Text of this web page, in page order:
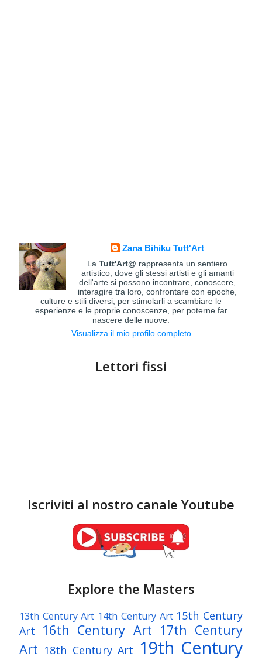
Zana Bihiku Tutt'Art
LaTutt'Art@ rappresenta un sentiero
artistico, dove gli stessi artisti e gli amanti
dell'arte si possono incontrare, conoscere,
interagire tra loro, confrontare con epoche,
culture e stili diversi, per stimolarli a scambiare le
esperienze e le proprie conoscenze, per poterne far
nascere delle nuove.
Visualizza il mio profilo completo
Lettori fissi
Iscriviti al nostro canale Youtube
Explore the Masters
13th Century Art 14th Century Art 15th Century
Art
16th Century Art 17th Century
Art 18th Century Art 19th Century